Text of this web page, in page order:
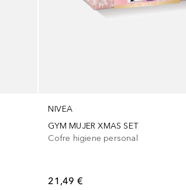
NIVEA
GYM MUJER XMAS SET
Cofre higiene personal
21,49 €